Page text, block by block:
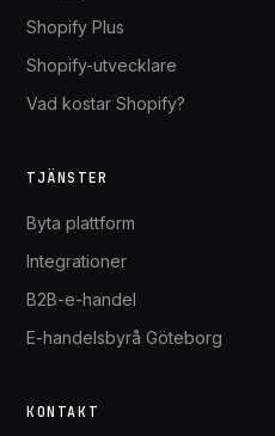
Shopify Plus
Shopify-utvecklare
Vad kostar Shopify?
TJÄNSTER
Byta plattform
Integrationer
B2B-e-handel
E-handelsbyrå Göteborg
KONTAKT